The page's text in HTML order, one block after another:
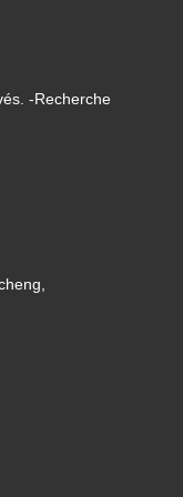
-Recherche